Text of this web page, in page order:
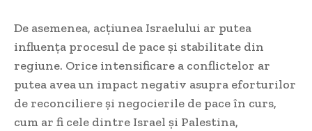
De asemenea, acțiunea Israelului ar putea
influența procesul de pace și stabilitate din
regiune. Orice intensificare a conflictelor ar
putea avea un impact negativ asupra eforturilor
de reconciliere și negocierile de pace în curs,
cum ar fi cele dintre Israel și Palestina,